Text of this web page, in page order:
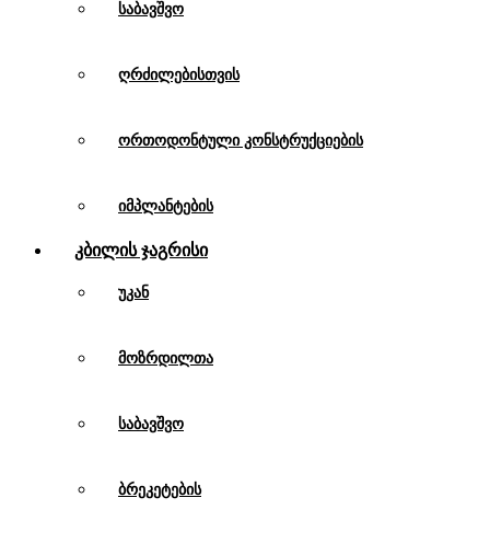
საბავშვო
ღრძილებისთვის
ორთოდონტული კონსტრუქციების
იმპლანტების
Კბილის Ჯაგრისი
უკან
მოზრდილთა
საბავშვო
ბრეკეტების